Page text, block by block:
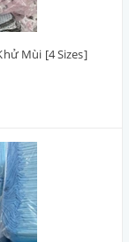
Mùi [4 Sizes]